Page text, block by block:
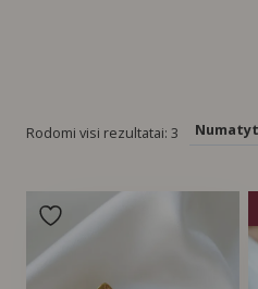
Rodomi visi rezultatai: 3